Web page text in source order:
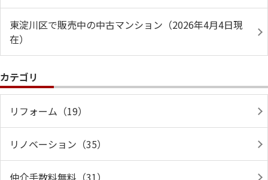
東淀川区で販売中の中古マンション（2026年4月4日現
在）
カテゴリ
リフォーム（19）
リノベーション（35）